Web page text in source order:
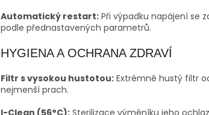
Automatický restart: Při výpadku napájení se
podle přednastavených parametrů.
HYGIENA A OCHRANA ZDRAVÍ
Filtr s vysokou hustotou: Extrémně hustý filtr
nejmenší prach.
I-Clean (56°C): Sterilizace výměníku jeho